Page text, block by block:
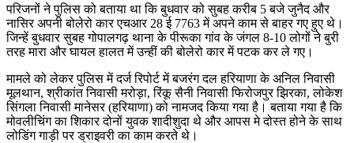
परिजनों ने पुलिस को बताया था कि बुधवार को सुबह करीब 5 बजे जुनैद और
नासिर अपनी बोलेरो कार एचआर 28 ई 7763 में अपने काम से बाहर गए हुए थे।
जिन्हें बुधवार सुबह गोपालगढ़ थाना के पीरूका गांव के जंगल 8-10 लोगों ने बुरी
तरह मारा और घायल हालत में उन्हीं की बोलेरो कार में पटक कर ले गए।
मामले को लेकर पुलिस में दर्ज रिपोर्ट में बजरंग दल हरियाणा के अनिल निवासी
मूलथान, श्रीकांत निवासी मरोड़ा, रिंकू सैनी निवासी फिरोजपुर झिरका, लोकेश
सिंगला निवासी मानेसर (हरियाणा) को नामजद किया गया है। बताया गया है कि
मोवलीचिंग का शिकार दोनों युवक शादीशुदा थे और आपस मे दोस्त होने के साथ
लोडिंग गाड़ी पर ड्राइवरी का काम करते थे।